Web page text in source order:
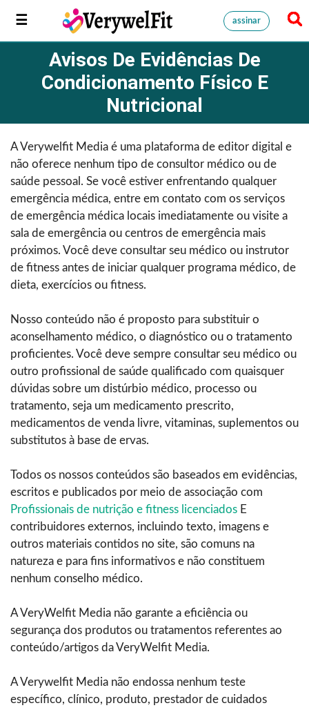
assinar
Avisos De Evidências De
Condicionamento Físico E
Nutricional
A Verywelfit Media é uma plataforma de editor digital e
não oferece nenhum tipo de consultor médico ou de
saúde pessoal. Se você estiver enfrentando qualquer
emergência médica, entre em contato com os serviços
de emergência médica locais imediatamente ou visite a
sala de emergência ou centros de emergência mais
próximos. Você deve consultar seu médico ou instrutor
de fitness antes de iniciar qualquer programa médico, de
dieta, exercícios ou fitness.
Nosso conteúdo não é proposto para substituir o
aconselhamento médico, o diagnóstico ou o tratamento
proficientes. Você deve sempre consultar seu médico ou
outro profissional de saúde qualificado com quaisquer
dúvidas sobre um distúrbio médico, processo ou
tratamento, seja um medicamento prescrito,
medicamentos de venda livre, vitaminas, suplementos ou
substitutos à base de ervas.
Todos os nossos conteúdos são baseados em evidências,
escritos e publicados por meio de associação com
Profissionais de nutrição e fitness licenciados E
contribuidores externos, incluindo texto, imagens e
outros materiais contidos no site, são comuns na
natureza e para fins informativos e não constituem
nenhum conselho médico.
A VeryWelfit Media não garante a eficiência ou
segurança dos produtos ou tratamentos referentes ao
conteúdo/artigos da VeryWelfit Media.
A Verywelfit Media não endossa nenhum teste
específico, clínico, produto, prestador de cuidados